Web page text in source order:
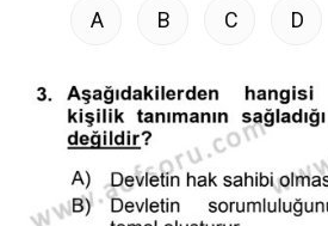
A B C D